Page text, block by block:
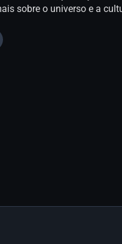
sobre o universo e a